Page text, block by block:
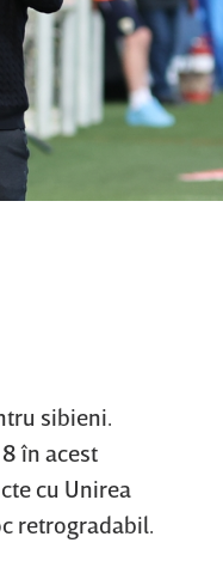
sibieni.
în acest
cu Unirea
retrogradabil.